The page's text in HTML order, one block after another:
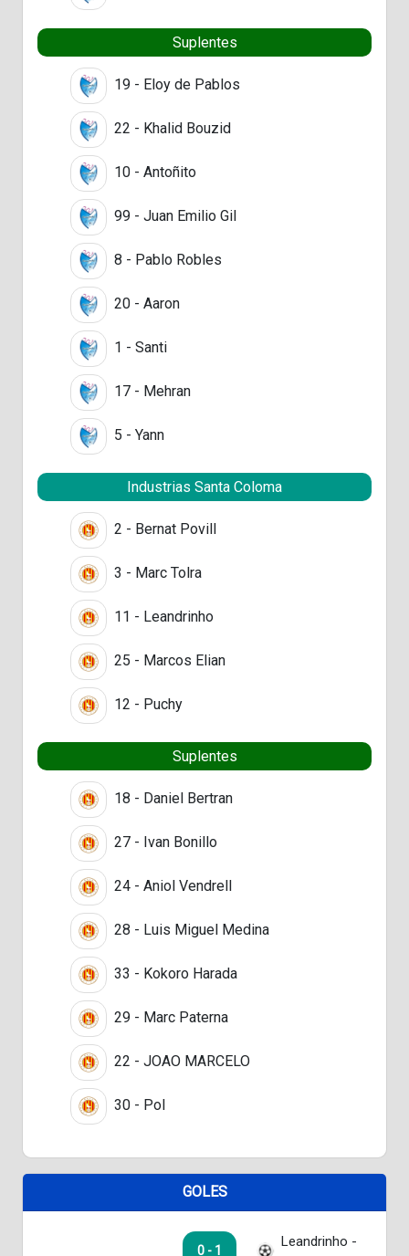
Suplentes
19 - Eloy de Pablos
22 - Khalid Bouzid
10 - Antoñito
99 - Juan Emilio Gil
8 - Pablo Robles
20 - Aaron
1 - Santi
17 - Mehran
5 - Yann
Industrias Santa Coloma
2 - Bernat Povill
3 - Marc Tolra
11 - Leandrinho
25 - Marcos Elian
12 - Puchy
Suplentes
18 - Daniel Bertran
27 - Ivan Bonillo
24 - Aniol Vendrell
28 - Luis Miguel Medina
33 - Kokoro Harada
29 - Marc Paterna
22 - JOAO MARCELO
30 - Pol
GOLES
0 - 1
Leandrinho -